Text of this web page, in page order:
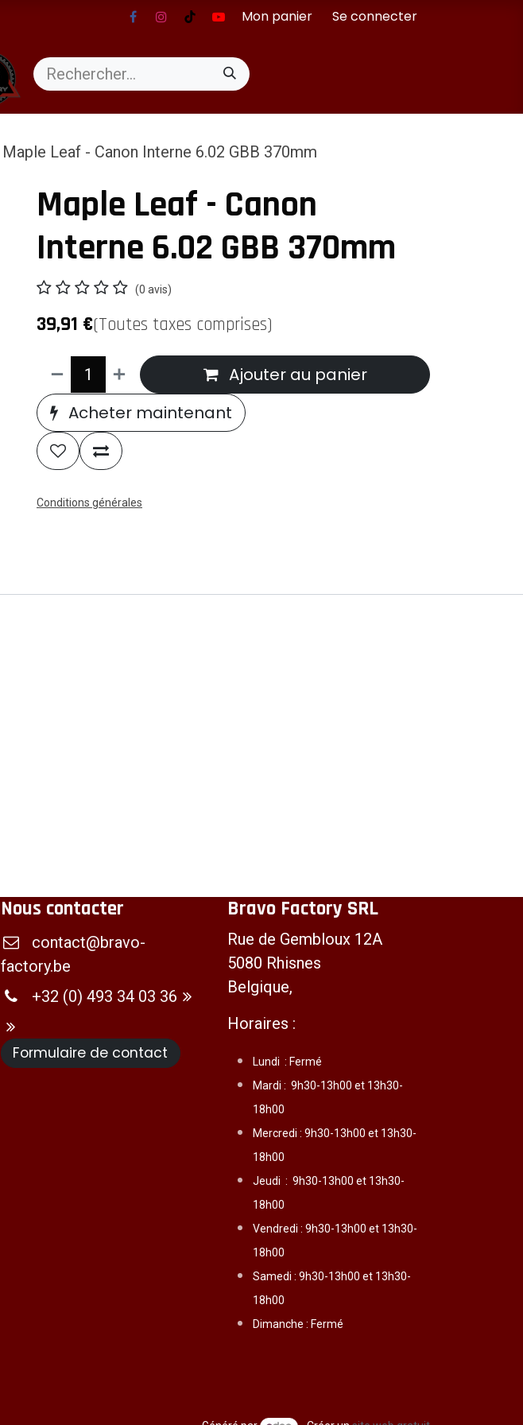
Mon panier Se connecter
Maple Leaf - Canon Interne 6.02 GBB 370mm
Maple Leaf - Canon
Interne 6.02 GBB 370mm
(0 avis)
39,91 €(Toutes taxes comprises)
Ajouter au panier
Acheter maintenant
Conditions générales
Nous contacter
contact@bravo-
factory.be
+32 (0) 493 34 03 36
Formulaire de contact
Bravo Factory SRL
Rue de Gembloux 12A
5080 Rhisnes
Belgique,
Horaires :
Lundi : Fermé
Mardi : 9h30-13h00 et 13h30-
18h00
Mercredi : 9h30-13h00 et 13h30-
18h00
Jeudi : 9h30-13h00 et 13h30-
18h00
Vendredi : 9h30-13h00 et 13h30-
18h00
Samedi : 9h30-13h00 et 13h30-
18h00
Dimanche : Fermé